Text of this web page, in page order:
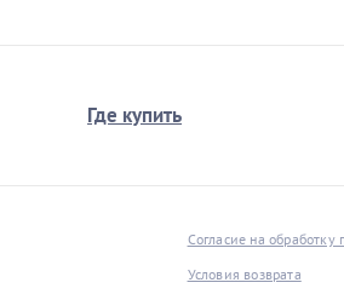
Где купить
Согласие на
Условия возврата